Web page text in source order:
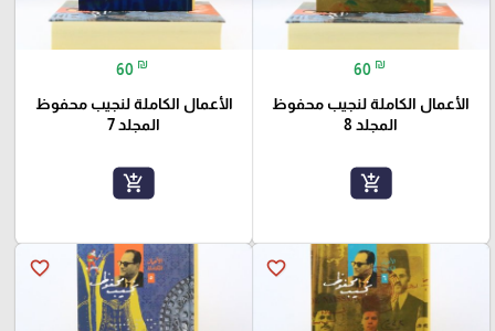
60 ₪
الأعمال الكاملة لنجيب محفوظ
المجلد 8
add_shopping_cart
60 ₪
الأعمال الكاملة لنجيب محفوظ
المجلد 7
add_shopping_cart
favorite_border
favorite_border